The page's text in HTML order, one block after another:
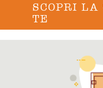
SCOPRI LA
TE